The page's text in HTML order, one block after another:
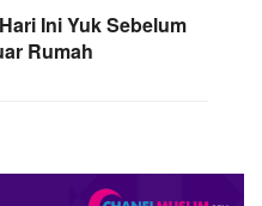
Ini Yuk Sebelum
Rumah